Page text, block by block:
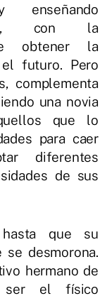
enseñando
con la
obtener la
futuro. Pero
complementa
una novia
que lo
para caer
diferentes
de sus
que su
desmorona.
hermano de
ser el físico